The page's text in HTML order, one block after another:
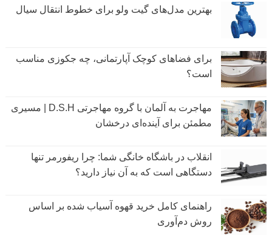
بهترین مدل‌های گیت ولو برای خطوط انتقال سیال
برای فضاهای کوچک آپارتمانی، چه جکوزی مناسب
است؟
مهاجرت به آلمان با گروه مهاجرتی D.S.H | مسیری
مطمئن برای آینده‌ای درخشان
انقلاب در باشگاه خانگی شما: چرا ریفورمر تنها
دستگاهی است که به آن نیاز دارید؟
راهنمای کامل خرید قهوه آسیاب شده بر اساس
روش دم‌آوری